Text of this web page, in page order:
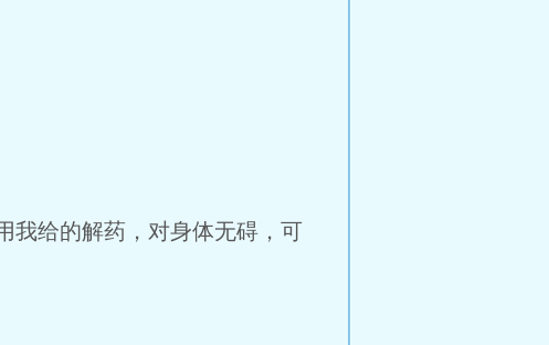
我给的解药，对身体无碍，可